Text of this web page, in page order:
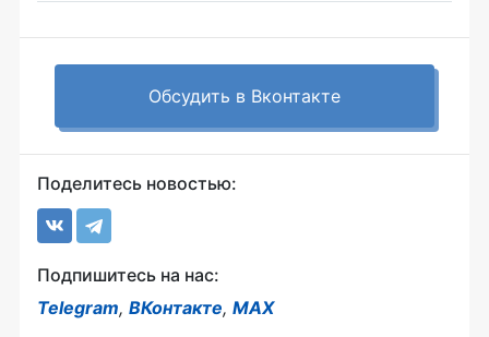
Обсудить в Вконтакте
Поделитесь новостью:
Подпишитесь на нас:
Telegram, ВКонтакте, MAX